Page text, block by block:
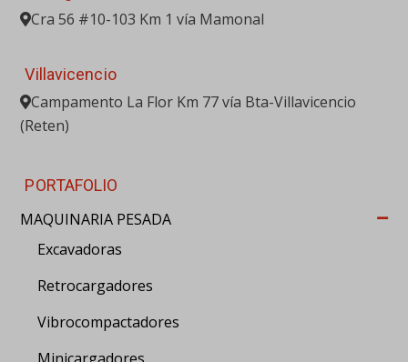
Cra 56 #10-103 Km 1 vía Mamonal
Villavicencio
Campamento La Flor Km 77 vía Bta-Villavicencio
(Reten)
PORTAFOLIO
MAQUINARIA PESADA
Excavadoras
Retrocargadores
Vibrocompactadores
Minicargadores